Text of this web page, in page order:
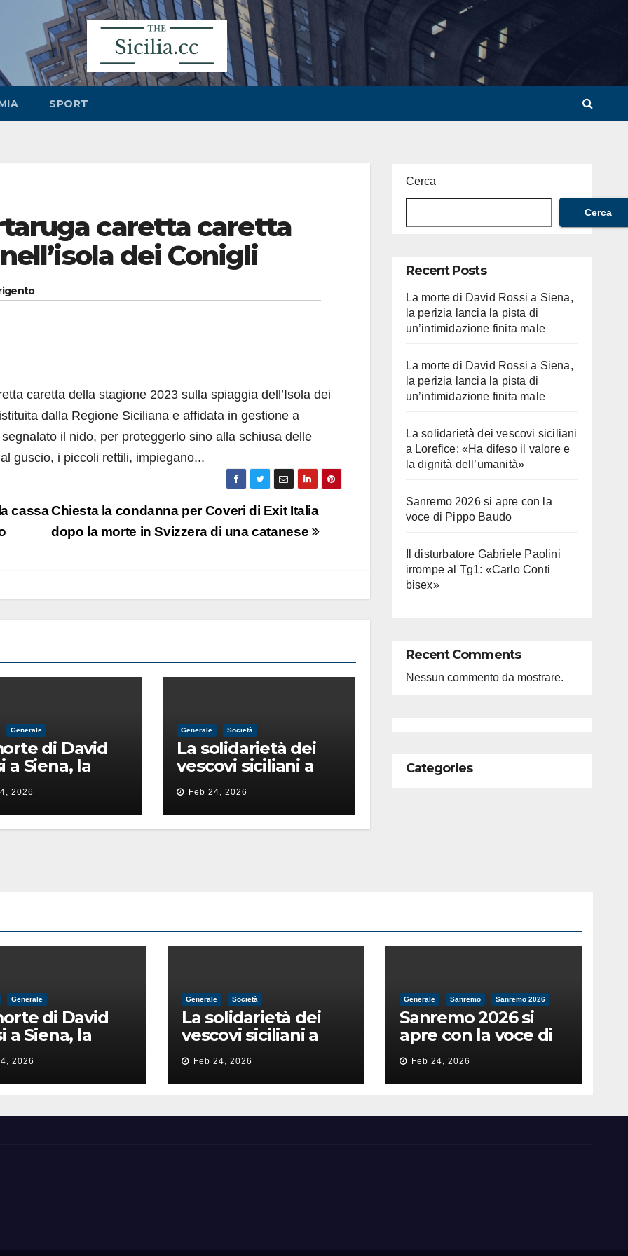
SPORT
caretta caretta
dei Conigli
caretta della stagione 2023 sulla spiaggia dell’Isola dei
dalla Regione Siciliana e affidata in gestione a
il nido, per proteggerlo sino alla schiusa delle
guscio, i piccoli rettili, impiegano...
Chiesta la condanna per Coveri di Exit Italia
dopo la morte in Svizzera di una catanese
cassa
Generale
di David
a Siena, la
lancia la
di
male
2026
Generale Società
La solidarietà dei
vescovi siciliani a
Lorefice: «Ha difeso
il valore e la dignità
dell’umanità»
Feb 24, 2026
Cerca
Cerca
Recent Posts
La morte di David Rossi a Siena,
la perizia lancia la pista di
un’intimidazione finita male
La morte di David Rossi a Siena,
la perizia lancia la pista di
un’intimidazione finita male
La solidarietà dei vescovi siciliani
a Lorefice: «Ha difeso il valore e
la dignità dell’umanità»
Sanremo 2026 si apre con la
voce di Pippo Baudo
Il disturbatore Gabriele Paolini
irrompe al Tg1: «Carlo Conti
bisex»
Recent Comments
Nessun commento da mostrare.
Categories
Generale
di David
a Siena, la
lancia la
di
2026
Generale Società
La solidarietà dei
vescovi siciliani a
Lorefice: «Ha difeso
il valore e la dignità
dell’umanità»
Feb 24, 2026
Generale Sanremo Sanremo 2026
Sanremo 2026 si
apre con la voce di
Pippo Baudo
Feb 24, 2026